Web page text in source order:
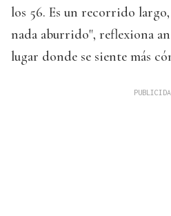
los 56. Es un recorrido
nada aburrido", reflexiona
lugar donde se siente más